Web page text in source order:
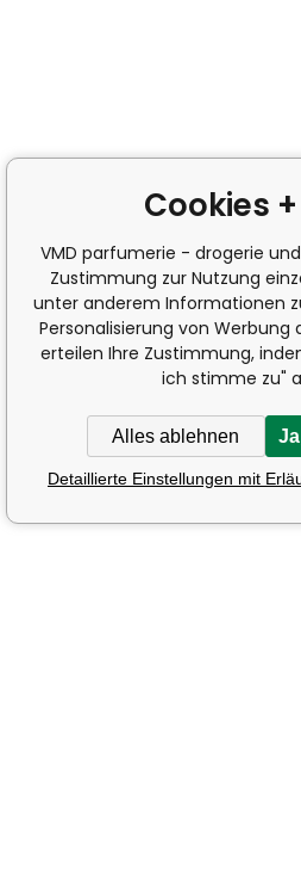
Cookies +
VMD parfumerie - drogerie
Zustimmung zur Nutzung
unter anderem Informationen
Personalisierung von Werbung
erteilen Ihre Zustimmung,
ich stimme zu"
Alles ablehnen
Detaillierte Einstellungen mit